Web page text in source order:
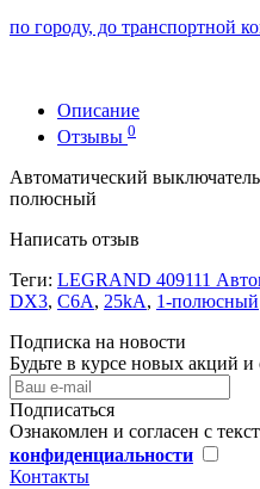
по городу, до транспортной
Описание
Отзывы 0
Автоматический
полюсный
Написать отзыв
Теги: LEGRAND 409111
DX3, С6A, 25kA, 1-полюсный
Подписка на новости
Будьте в курсе новых акций
Подписаться
Ознакомлен и согласен с
конфиденциальности
Контакты